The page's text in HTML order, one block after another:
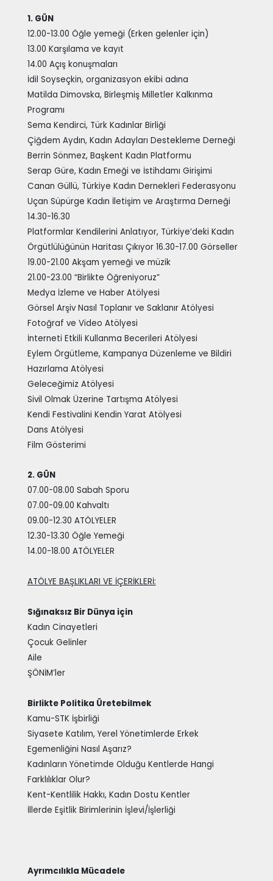
1. GÜN
12.00-13.00 Öğle yemeği (Erken gelenler için)
13.00 Karşılama ve kayıt
14.00 Açış konuşmaları
İdil Soyseçkin, organizasyon ekibi adına
Matilda Dimovska, Birleşmiş Milletler Kalkınma
Programı
Sema Kendirci, Türk Kadınlar Birliği
Çiğdem Aydın, Kadın Adayları Destekleme Derneği
Berrin Sönmez, Başkent Kadın Platformu
Serap Güre, Kadın Emeği ve İstihdamı Girişimi
Canan Güllü, Türkiye Kadın Dernekleri Federasyonu
Uçan Süpürge Kadın İletişim ve Araştırma Derneği
14.30-16.30
Platformlar Kendilerini Anlatıyor, Türkiye’deki Kadın
Örgütlülüğünün Haritası Çıkıyor 16.30-17.00 Görseller
19.00-21.00 Akşam yemeği ve müzik
21.00-23.00 “Birlikte Öğreniyoruz”
Medya İzleme ve Haber Atölyesi
Görsel Arşiv Nasıl Toplanır ve Saklanır Atölyesi
Fotoğraf ve Video Atölyesi
İnterneti Etkili Kullanma Becerileri Atölyesi
Eylem Örgütleme, Kampanya Düzenleme ve Bildiri
Hazırlama Atölyesi
Geleceğimiz Atölyesi
Sivil Olmak Üzerine Tartışma Atölyesi
Kendi Festivalini Kendin Yarat Atölyesi
Dans Atölyesi
Film Gösterimi
2. GÜN
07.00-08.00 Sabah Sporu
07.00-09.00 Kahvaltı
09.00-12.30 ATÖLYELER
12.30-13.30 Öğle Yemeği
14.00-18.00 ATÖLYELER
ATÖLYE BAŞLIKLARI VE İÇERİKLERİ:
Sığınaksız Bir Dünya için
Kadın Cinayetleri
Çocuk Gelinler
Aile
ŞÖNİM’ler
Birlikte Politika Üretebilmek
Kamu-STK İşbirliği
Siyasete Katılım, Yerel Yönetimlerde Erkek
Egemenliğini Nasıl Aşarız?
Kadınların Yönetimde Olduğu Kentlerde Hangi
Farklılıklar Olur?
Kent-Kentlilik Hakkı, Kadın Dostu Kentler
İllerde Eşitlik Birimlerinin İşlevi/İşlerliği
Ayrımcılıkla Mücadele